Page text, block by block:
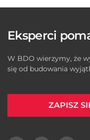
Eksperci
W BDO wierzymy, że
się od budowania
ZAPISZ